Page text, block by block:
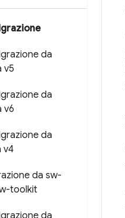
da
v5
da
v6
da
v4
da sw-
toolkit
da